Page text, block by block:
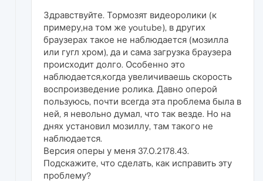
Здравствуйте. Тормозят видеоролики (к
примеру,на том же youtube), в других
браузерах такое не наблюдается (мозилла
или гугл хром), да и сама загрузка браузера
происходит долго. Особенно это
наблюдается,когда увеличиваешь скорость
воспроизведение ролика. Давно оперой
пользуюсь, почти всегда эта проблема была в
ней, я невольно думал, что так везде. Но на
днях установил мозиллу, там такого не
наблюдается.
Версия оперы у меня 37.0.2178.43.
Подскажите, что сделать, как исправить эту
проблему?